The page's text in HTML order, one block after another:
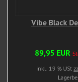
Vibe Black
89,95 EUR
inkl. 19 % USt